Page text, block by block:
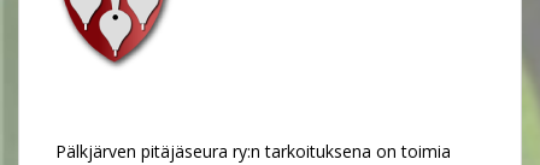
Pälkjärven pitäjäseura ry:n tarkoituksena on toimia